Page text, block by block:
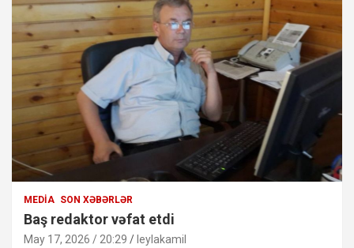
MEDIA SON XƏBƏRLƏR
Baş redaktor vəfat etdi
May 17, 2026 / 20:29 leylakamil